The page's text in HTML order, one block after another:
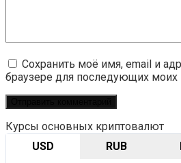
Сохранить моё имя, email и
браузере для последующих
Курсы основных криптовалют
USD
RUB